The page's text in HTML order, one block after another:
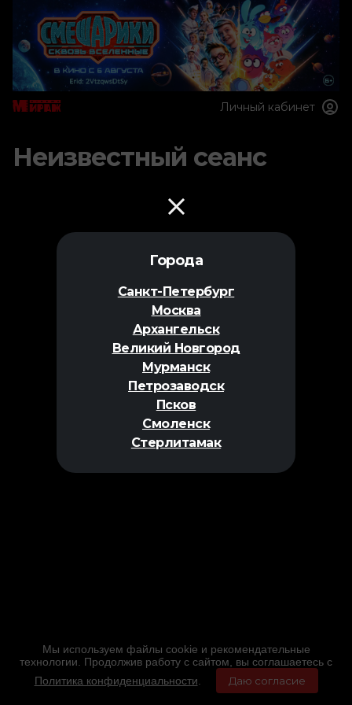
Города
Санкт-Петербург
Москва
Архангельск
Великий Новгород
Мурманск
Петрозаводск
Псков
Смоленск
Стерлитамак
Личный кабинет
Неизвестный сеанс
Мы используем файлы cookie и рекомендательные
технологии. Продолжив работу с сайтом, вы соглашаетесь с
Политика конфиденциальности
Даю согласие